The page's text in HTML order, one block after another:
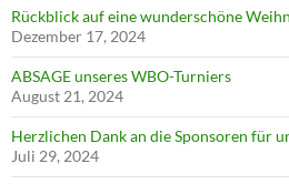
Rückblick auf eine wunderschöne
Dezember 17, 2024
ABSAGE unseres WBO-Turniers
August 21, 2024
Herzlichen Dank an die Sponsoren für
Juli 29, 2024